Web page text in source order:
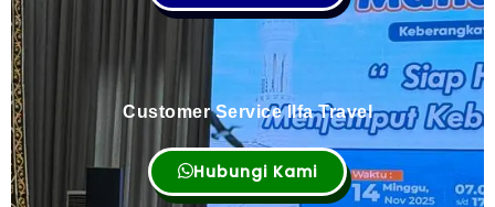
Customer Service Ilfa Travel
Hubungi Kami